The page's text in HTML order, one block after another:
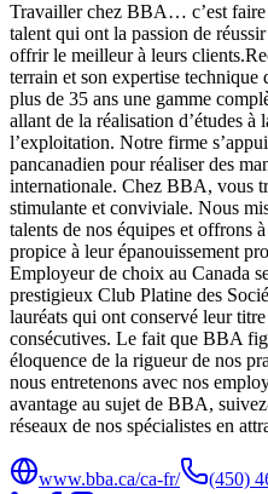
Travailler chez BBA… c’est faire
talent qui ont la passion de
offrir le meilleur à leurs
terrain et son expertise
plus de 35 ans une gamme
allant de la réalisation d’études à
l’exploitation. Notre firme
pancanadien pour réaliser des
internationale. Chez BBA, vous
stimulante et conviviale. Nous
talents de nos équipes et offrons
propice à leur épanouissement
Employeur de choix au Canada
prestigieux Club Platine des
lauréats qui ont conservé leur
consécutives. Le fait que BBA
éloquence de la rigueur de nos
nous entretenons avec nos
avantage au sujet de BBA,
réseaux de nos spécialistes en
www.bba.ca/ca-fr/ (450)